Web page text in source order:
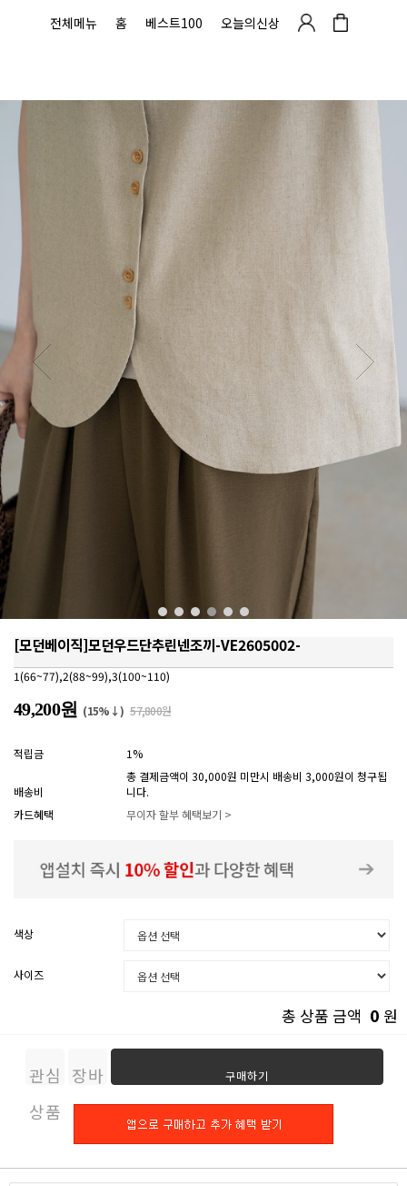
전체메뉴 홈 베스트100 오늘의신상
[모던베이직]모던우드단추린넨조끼-VE2605002-
1(66~77),2(88~99),3(100~110)
49,200원 (15%↓) 57,800원
적립금 1%
배송비
총 결제금액이 30,000원 미만시 배송비 3,000원이 청구됩
니다.
카드혜택
무이자 할부 혜택보기 >
색상
사이즈
총 상품 금액 0 원
관심
상품
장바
구니
구매하기